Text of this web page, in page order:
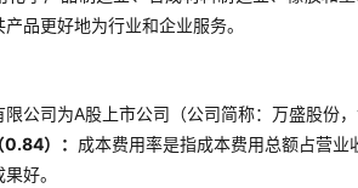
品更好地为行业和企业服务。
限公司为A股上市公司（公司简称：万盛股份
）： 成本费用率是指成本费用总额占营
好。